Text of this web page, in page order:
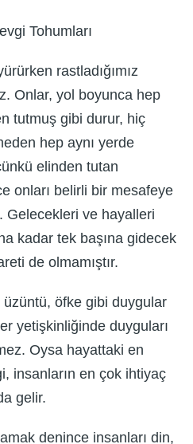
Tohumları
rastladığımız
Onlar, yol boyunca hep
tutmuş gibi durur, hiç
hep aynı yerde
elinden tutan
onları belirli bir mesafeye
Gelecekleri ve hayalleri
kadar tek başına gidecek
de olmamıştır.
üzüntü, öfke gibi duygular
yetişkinliğinde duyguları
Oysa hayattaki en
insanların en çok ihtiyaç
gelir.
denince insanları din,